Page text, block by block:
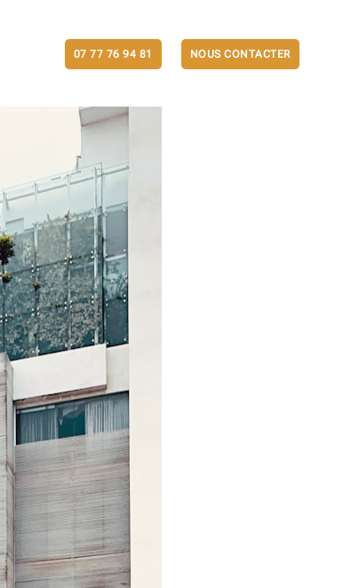
07 77 76 94 81 NOUS CONTACTER